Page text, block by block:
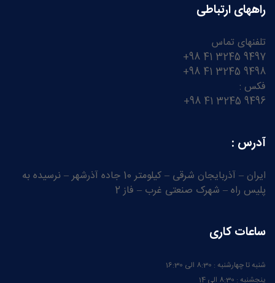
راههای ارتباطی
تلفنهای تماس
9497 3245 41 98+
9498 3245 41 98+
فکس :
9496 3245 41 98+
آدرس :
ایران – آذربایجان شرقی – کیلومتر 10 جاده آذرشهر – نرسیده به
پلیس راه – شهرک صنعتی غرب – فاز 2
ساعات کاری
شنبه تا چهارشنبه : 8:30 الی 16:30
پنجشنبه : 8:30 الی 14